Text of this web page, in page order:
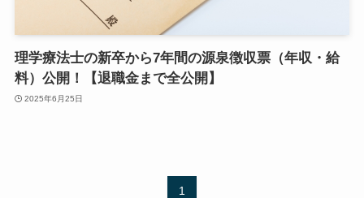
理学療法士の新卒から7年間の源泉徴収票（年収・給
料）公開！【退職金まで全公開】
2025年6月25日
1